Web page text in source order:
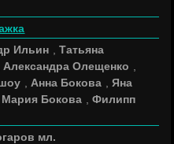
Ильин ,Татьяна
Александра Олещенко
Анна Бокова ,Яна
Мария Бокова ,Филипп
мл.